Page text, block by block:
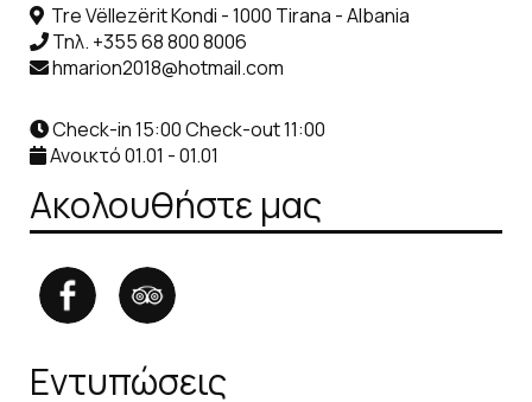
Tre Vëllezërit Kondi - 1000 Tirana - Albania
Τηλ. +355 68 800 8006
hmarion2018@hotmail.com
Check-in 15:00 Check-out 11:00
Ανοικτό 01.01 - 01.01
Ακολουθήστε μας
Εντυπώσεις